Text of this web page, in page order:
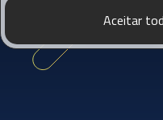
Aceitar